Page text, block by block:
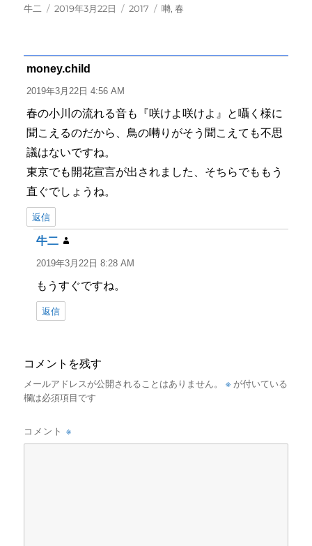
投
牛二
投
2019年3月22日
カ
2017
タ
囀,春
money.child
り:
2019年3月22日 4:56 AM
春の小川の流れる音も『咲けよ咲けよ』と囁く様に
聞こえるのだから、鳥の囀りがそう聞こえても不思
議はないですね。
東京でも開花宣言が出されました、そちらでももう
直ぐでしょうね。
返信
牛二
り:
2019年3月22日 8:28 AM
もうすぐですね。
返信
コメントを残す
メールアドレスが公開されることはありません。 ※ が付いている
欄は必須項目です
コメント※